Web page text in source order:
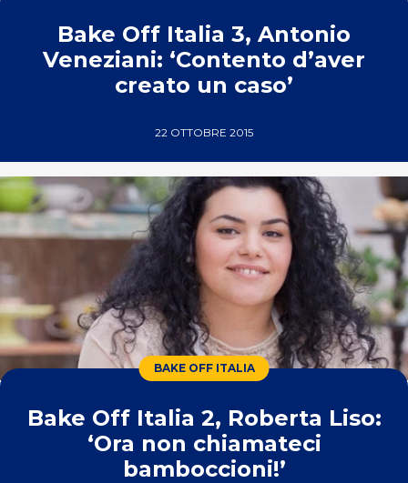
Bake Off Italia 3, Antonio
Veneziani: ‘Contento d’aver
creato un caso’
22 OTTOBRE 2015
BAKE OFF ITALIA
Bake Off Italia 2, Roberta Liso:
‘Ora non chiamateci
bamboccioni!’